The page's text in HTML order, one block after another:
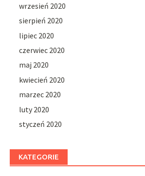
wrzesień 2020
sierpień 2020
lipiec 2020
czerwiec 2020
maj 2020
kwiecień 2020
marzec 2020
luty 2020
styczeń 2020
KATEGORIE